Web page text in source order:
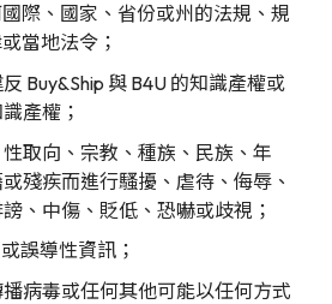
際、國家、省份或州的法規、規
當地法令；
Buy&Ship 與 B4U 的知識產權或
產權；
取向、宗教、種族、民族、年
殘疾而進行騷擾、虐待、侮辱、
、中傷、貶低、恐嚇或歧視；
誤導性資訊；
播病毒或任何其他可能以任何方式